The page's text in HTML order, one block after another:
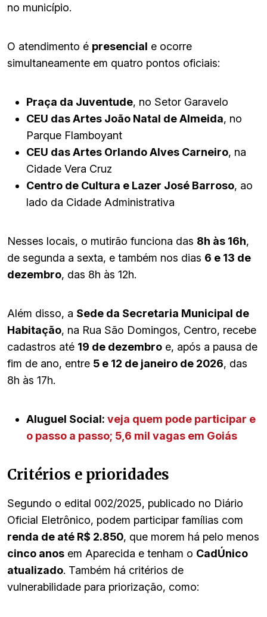
no município.
O atendimento é presencial e ocorre
simultaneamente em quatro pontos oficiais:
Praça da Juventude, no Setor Garavelo
CEU das Artes João Natal de Almeida, no
Parque Flamboyant
CEU das Artes Orlando Alves Carneiro, na
Cidade Vera Cruz
Centro de Cultura e Lazer José Barroso, ao
lado da Cidade Administrativa
Nesses locais, o mutirão funciona das 8h às 16h,
de segunda a sexta, e também nos dias 6 e 13 de
dezembro, das 8h às 12h.
Além disso, a Sede da Secretaria Municipal de
Habitação, na Rua São Domingos, Centro, recebe
cadastros até 19 de dezembro e, após a pausa de
fim de ano, entre 5 e 12 de janeiro de 2026, das
8h às 17h.
Aluguel Social: veja quem pode participar e
o passo a passo; 5,6 mil vagas em Goiás
Critérios e prioridades
Segundo o edital 002/2025, publicado no Diário
Oficial Eletrônico, podem participar famílias com
renda de até R$ 2.850, que morem há pelo menos
cinco anos em Aparecida e tenham o CadÚnico
atualizado. Também há critérios de
vulnerabilidade para priorização, como: